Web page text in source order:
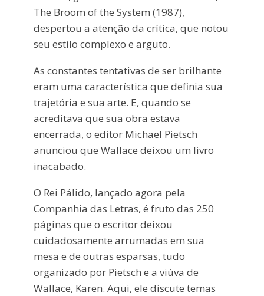
The Broom of the System (1987),
despertou a atenção da crítica, que notou
seu estilo complexo e arguto.
As constantes tentativas de ser brilhante
eram uma característica que definia sua
trajetória e sua arte. E, quando se
acreditava que sua obra estava
encerrada, o editor Michael Pietsch
anunciou que Wallace deixou um livro
inacabado.
O Rei Pálido, lançado agora pela
Companhia das Letras, é fruto das 250
páginas que o escritor deixou
cuidadosamente arrumadas em sua
mesa e de outras esparsas, tudo
organizado por Pietsch e a viúva de
Wallace, Karen. Aqui, ele discute temas